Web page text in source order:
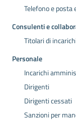
Telefono e posta
Consulenti e
Titolari di
Personale
Incarichi
Dirigenti
Dirigenti cessati
Sanzioni per